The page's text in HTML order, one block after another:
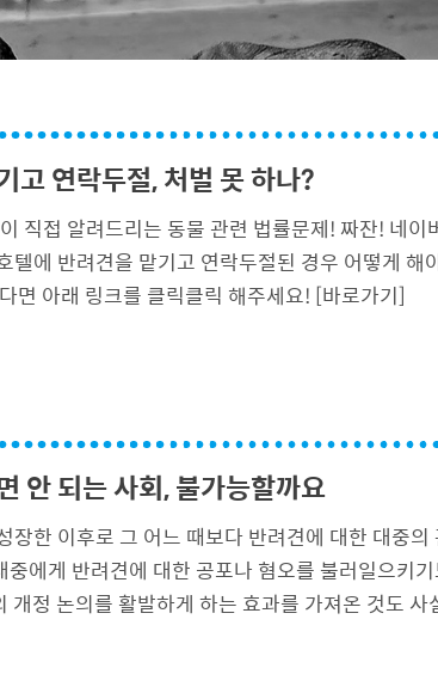
고 연락두절, 처벌 못 하나?
직접 알려드리는 동물 관련 법률문제! 짜잔! 네
에 반려견을 맡기고 연락두절된 경우 어떻게
면 아래 링크를 클릭클릭 해주세요! [바로가기]
안 되는 사회, 불가능할까요
한 이후로 그 어느 때보다 반려견에 대한 대중
에게 반려견에 대한 공포나 혐오를 불러일으키
개정 논의를 활발하게 하는 효과를 가져온 것도